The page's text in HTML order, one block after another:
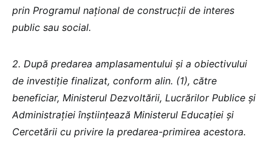
prin Programul național de construcții de interes
public sau social.
2. După predarea amplasamentului și a obiectivului
de investiție finalizat, conform alin. (1), către
beneficiar, Ministerul Dezvoltării, Lucrărilor Publice și
Administrației înștiințează Ministerul Educației și
Cercetării cu privire la predarea-primirea acestora.